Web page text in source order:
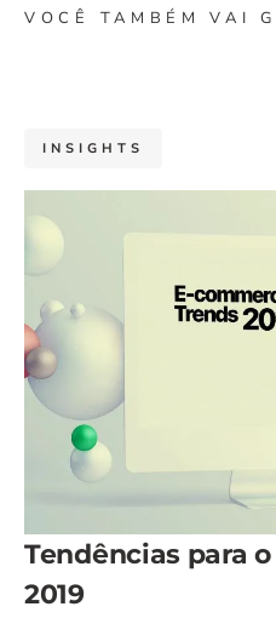
VOCÊ TAMBÉM VAI
INSIGHTS
Tendências para
2019